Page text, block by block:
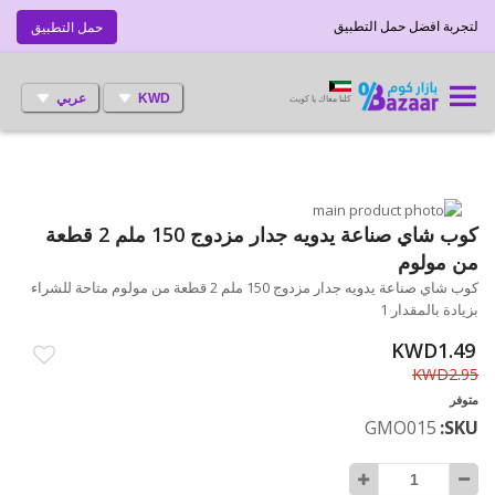
حمل التطبيق لتجربة افضل حمل التطبيق
KWD عربي كلنا معاك يا كويت
انتقل
إلى
النهاية
معرض
الصور
تخطي
إلى
بداية
معرض
الصور
كوب شاي صناعة يدويه جدار مزدوج 150 ملم 2 قطعة
من مولوم
كوب شاي صناعة يدويه جدار مزدوج 150 ملم 2 قطعة من مولوم متاحة للشراء
بزيادة بالمقدار 1
KWD1.49
KWD2.95
متوفر
SKU
GMO015